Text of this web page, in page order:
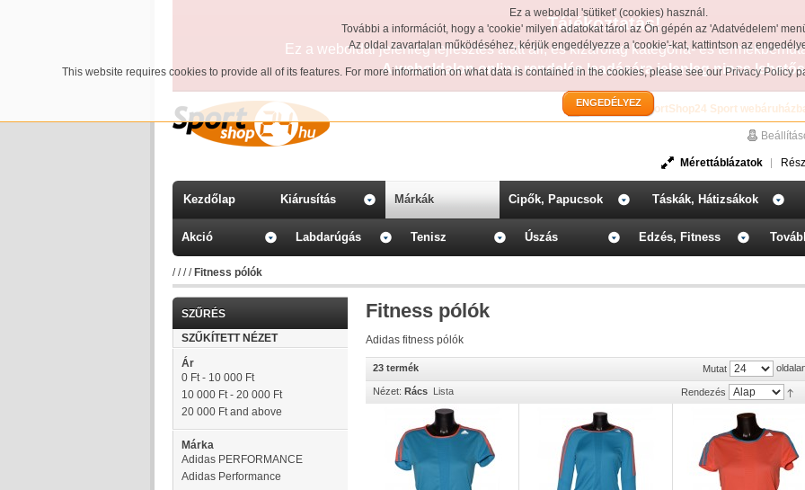
Ez a weboldal 'sütiket' (cookies) használ.
További a információt, hogy a 'cookie' milyen adatokat tárol az Ön gépén az 'Adatvédelem'
Az oldal zavartalan működéséhez, kérjük engedélyezze a 'cookie'-kat, kattintson az
This website requires cookies to provide all of its features. For more information on what data is contained in the cookies, please see ourPrivacy Policy
ENGEDÉLYEZ
Tájékoztatás!
Ez a weboldal jelenleg fejlesztés alatt áll, és kizárólag kategória- és
A weboldalon online rendelés leadására jelenleg nincs
Üdvözöljük a SportShop24 Sport
Mérettáblázatok
Kezdőlap Kiárusítás Márkák Cipők, Papucsok Táskák, Hátizsákok
Akció Labdarúgás Tenisz Úszás Edzés, Fitness
//// Fitness pólók
SZŰRÉS
SZŰKÍTETT NÉZET
Ár
0 Ft- 10 000 Ft
10 000 Ft- 20 000 Ft
20 000 Ftand above
Márka
Adidas PERFORMANCE
Adidas Performance
Fitness pólók
Adidas fitness pólók
23 termék Mutat
Nézet: Rács Lista Rendezés